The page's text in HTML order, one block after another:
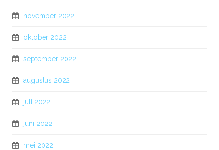
november 2022
oktober 2022
september 2022
augustus 2022
juli 2022
juni 2022
mei 2022